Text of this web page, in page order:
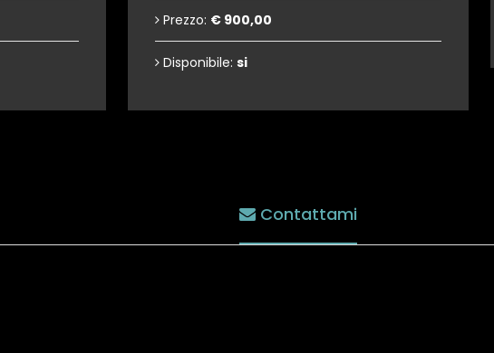
Prezzo: € 900,00
Disponibile: si
Contattami